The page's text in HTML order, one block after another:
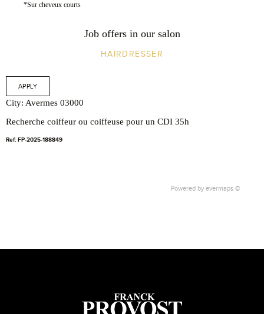
*Sur cheveux courts
Job offers in our salon
HAIRDRESSER
APPLY
City: Avermes 03000
Recherche coiffeur ou coiffeuse pour un CDI 35h
Ref: FP-2025-188849
Powered by evermaps ©